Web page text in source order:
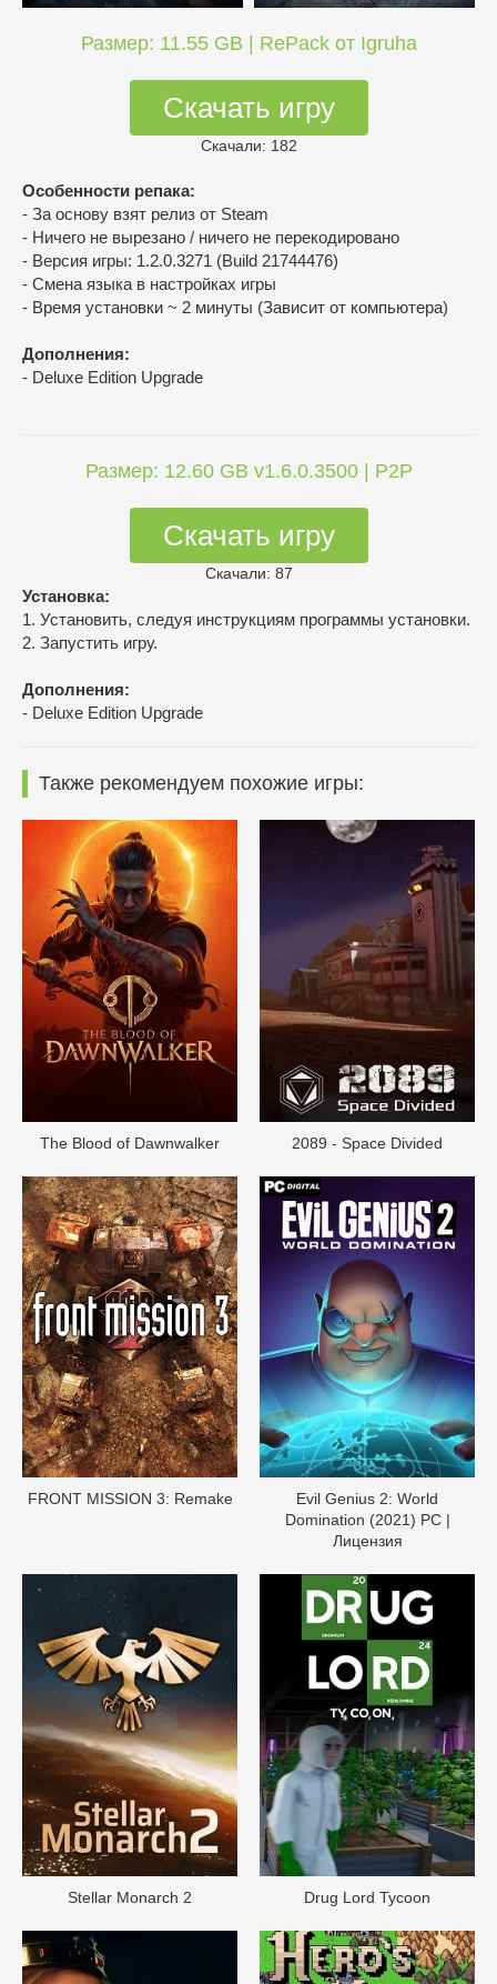
Размер: 11.55 GB | RePack от Igruha
Скачать игру
Скачали: 182
Особенности репака:
- За основу взят релиз от Steam
- Ничего не вырезано / ничего не перекодировано
- Версия игры: 1.2.0.3271 (Build 21744476)
- Смена языка в настройках игры
- Время установки ~ 2 минуты (Зависит от компьютера)
Дополнения:
- Deluxe Edition Upgrade
Размер: 12.60 GB v1.6.0.3500 | P2P
Скачать игру
Скачали: 87
Установка:
1. Установить, следуя инструкциям программы установки.
2. Запустить игру.
Дополнения:
- Deluxe Edition Upgrade
Также рекомендуем похожие игры:
The Blood of Dawnwalker 2089 - Space Divided
FRONT MISSION 3: Remake
Evil Genius 2: World
Domination (2021) PC |
Лицензия
Stellar Monarch 2 Drug Lord Tycoon